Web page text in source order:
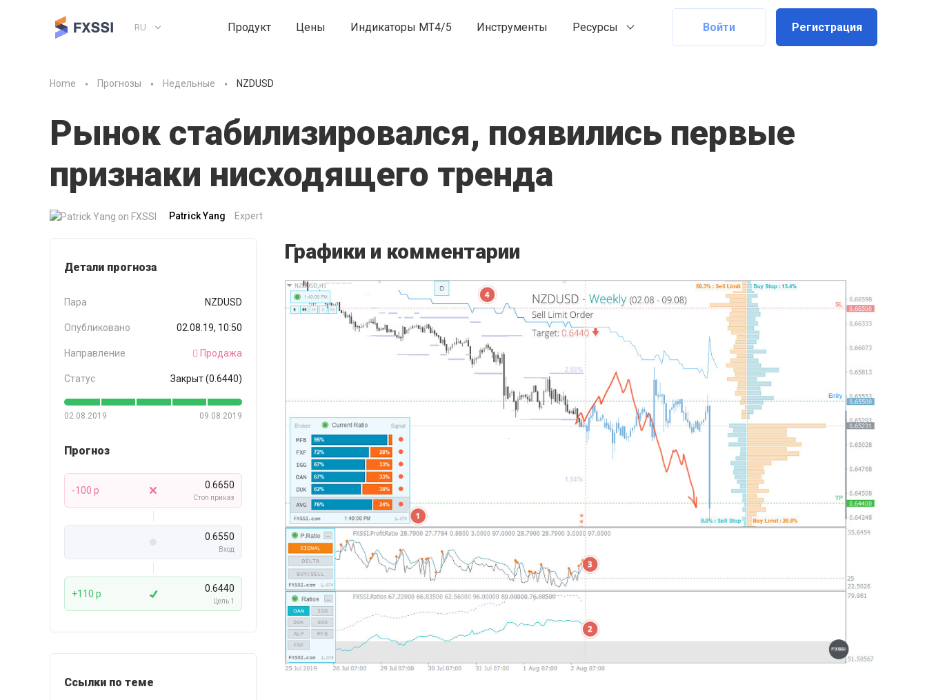
RU Продукт Цены Индикаторы MT4/5 Инструменты Ресурсы Войти Регистрация
Home Прогнозы Недельные NZDUSD
Рынок стабилизировался, появились первые
признаки нисходящего тренда
Patrick Yang Expert
Детали прогноза
Пара NZDUSD
Опубликовано 02.08.19, 10:50
Направление Продажа
Статус Закрыт (0.6440)
02.08.2019 09.08.2019
Прогноз
-100 p 0.6650
Стоп приказ
0.6550
Вход
+110 p 0.6440
Цель 1
Ссылки по теме
Графики и комментарии